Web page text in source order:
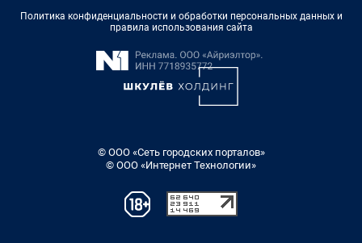
Политика конфиденциальности и обработки персональных данных и
правила использования сайта
© ООО «Сеть городских порталов»
© ООО «Интернет Технологии»